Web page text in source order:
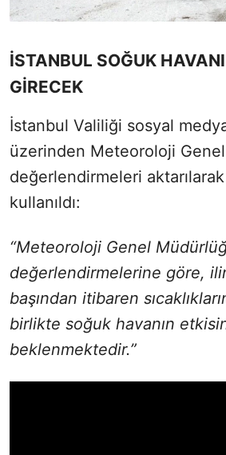
İSTANBUL SOĞUK
GİRECEK
İstanbul Valiliği sosyal
üzerinden Meteoroloji
değerlendirmeleri
kullanıldı:
“Meteoroloji Genel
değerlendirmelerine göre,
başından itibaren
birlikte soğuk havanın
beklenmektedir.”